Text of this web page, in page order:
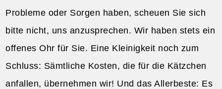
Probleme oder Sorgen haben, scheuen Sie sich
bitte nicht, uns anzusprechen. Wir haben stets ein
offenes Ohr für Sie. Eine Kleinigkeit noch zum
Schluss: Sämtliche Kosten, die für die Kätzchen
anfallen, übernehmen wir! Und das Allerbeste: Es